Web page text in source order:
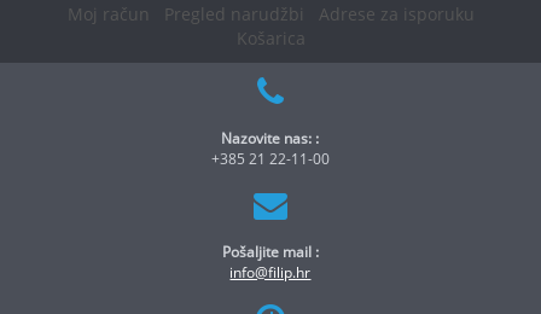
Moj račun Pregled narudžbi
Adrese za isporuku
Košarica
Nazovite nas: :
+385 21 22-11-00
Pošaljite mail :
info@filip.hr